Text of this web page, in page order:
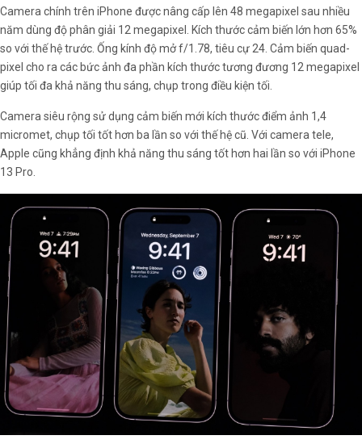
Camera chính trên iPhone được nâng cấp lên 48 megapixel sau nhiều
năm dùng độ phân giải 12 megapixel. Kích thước cảm biến lớn hơn 65%
so với thế hệ trước. Ống kính độ mở f/1.78, tiêu cự 24. Cảm biến quad-
pixel cho ra các bức ảnh đa phần kích thước tương đương 12 megapixel
giúp tối đa khả năng thu sáng, chụp trong điều kiện tối.
Camera siêu rộng sử dụng cảm biến mới kích thước điểm ảnh 1,4
micromet, chụp tối tốt hơn ba lần so với thế hệ cũ. Với camera tele,
Apple cũng khẳng định khả năng thu sáng tốt hơn hai lần so với iPhone
13 Pro.